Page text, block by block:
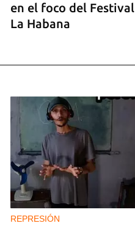
en el foco del
La Habana
REPRESIÓN